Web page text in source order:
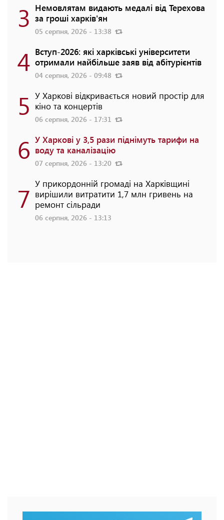
3 Немовлятам видають медалі від Терехова
за гроші харків'ян
05 серпня, 2026 - 13:38
4 Вступ-2026: які харківські університети
отримали найбільше заяв від абітурієнтів
04 серпня, 2026 - 09:48
5 У Харкові відкривається новий простір для
кіно та концертів
06 серпня, 2026 - 17:31
6 У Харкові у 3,5 рази піднімуть тарифи на
воду та каналізацію
07 серпня, 2026 - 13:20
7 У прикордонній громаді на Харківщині
вирішили витратити 1,7 млн гривень на
ремонт сільради
06 серпня, 2026 - 13:13